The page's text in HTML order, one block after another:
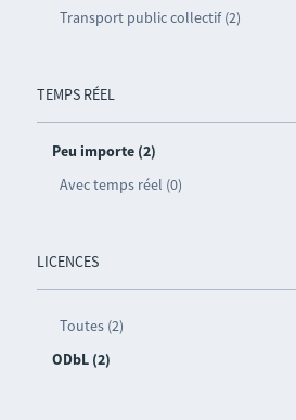
Transport public collectif (2)
TEMPS RÉEL
Peu importe (2)
Avec temps réel (0)
LICENCES
Toutes (2)
ODbL (2)